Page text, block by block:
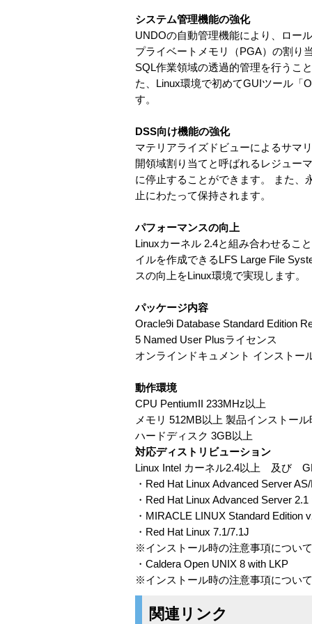
システム管理機能の強化
UNDOの自動管理機能により、ロー
プライベートメモリ（PGA）の割り
SQL作業領域の透過的管理を行うこ
た、Linux環境で初めてGUIツール「
す。
DSS向け機能の強化
マテリアライズドビューによるサマ
開領域割り当てと呼ばれるレジュー
に停止することができます。 また、
止にわたって保持されます。
パフォーマンスの向上
Linuxカーネル 2.4と組み合わせるこ
イルを作成できるLFS Large File
スの向上をLinux環境で実現します。
パッケージ内容
Oracle9i Database Standard Edition
5 Named User Plusライセンス
オンラインドキュメント インストー
動作環境
CPU PentiumII 233MHz以上
メモリ 512MB以上 製品インストール
ハードディスク 3GB以上
対応ディストリビューション
Linux Intel カーネル2.4以上 及び
・Red Hat Linux Advanced Server
・Red Hat Linux Advanced Server
・MIRACLE LINUX Standard Edition
・Red Hat Linux 7.1/7.1J
※インストール時の注意事項につい
・Caldera Open UNIX 8 with LKP
※インストール時の注意事項につい
関連リンク